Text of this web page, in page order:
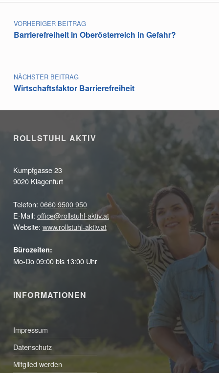
VORHERIGER BEITRAG
Barrierefreiheit in Oberösterreich in Gefahr?
NÄCHSTER BEITRAG
Wirtschaftsfaktor Barrierefreiheit
ROLLSTUHL AKTIV
Kumpfgasse 23
9020 Klagenfurt
Telefon: 0660 9500 950
E-Mail: office@rollstuhl-aktiv.at
Website: www.rollstuhl-aktiv.at
Bürozeiten:
Mo-Do 09:00 bis 13:00 Uhr
INFORMATIONEN
Impressum
Datenschutz
Mitglied werden